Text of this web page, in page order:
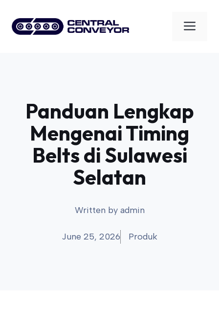
content
Panduan Lengkap
Mengenai Timing
Belts di Sulawesi
Selatan
Written by admin
June 25, 2026 Produk